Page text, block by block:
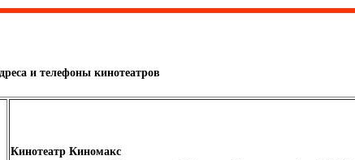
и телефоны кинотеатров
Кинотеатр Киномакс